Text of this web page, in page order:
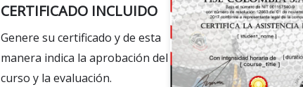
CERTIFICADO INCLUIDO
Genere su certificado y de esta
manera indica la aprobación del
curso y la evaluación.